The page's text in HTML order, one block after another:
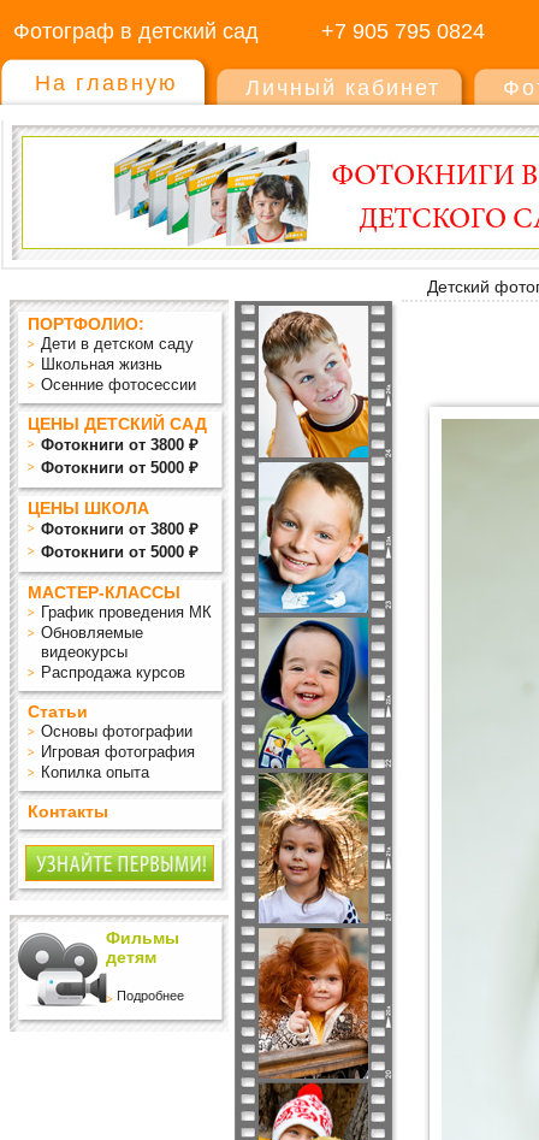
Фотограф в детский сад +7 905 795 0824
На главную Личный кабинет
Детский
ПОРТФОЛИО:
Дети в детском саду
Школьная жизнь
Осенние фотосессии
ЦЕНЫ ДЕТСКИЙ САД
Фотокниги от 3800 ₽
Фотокниги от 5000 ₽
ЦЕНЫ ШКОЛА
Фотокниги от 3800 ₽
Фотокниги от 5000 ₽
МАСТЕР-КЛАССЫ
График проведения МК
Обновляемые
видеокурсы
Распродажа курсов
Статьи
Основы фотографии
Игровая фотография
Копилка опыта
Контакты
Фильмы
детям
Подробнее